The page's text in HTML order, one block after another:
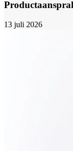
13 juli 2026